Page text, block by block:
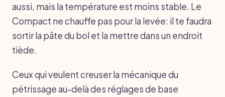
aussi, mais la température est moins stable. Le
Compact ne chauffe pas pour la levée: il te faudra
sortir la pâte du bol et la mettre dans un endroit
tiède.
Ceux qui veulent creuser la mécanique du
pétrissage au-delà des réglages de base